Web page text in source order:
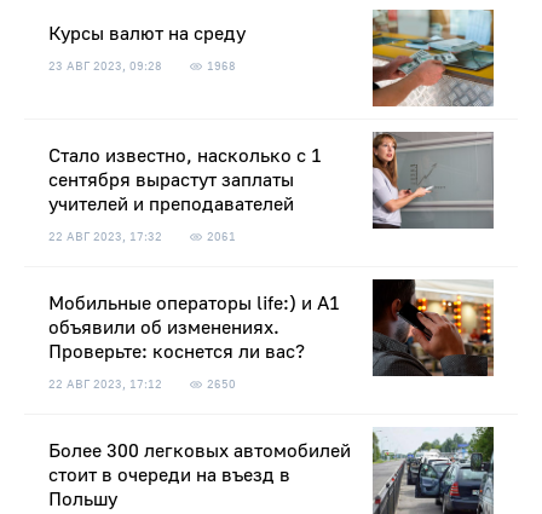
Курсы валют на среду
23 АВГ 2023, 09:28 1968
Стало известно, насколько с 1
сентября вырастут заплаты
учителей и преподавателей
22 АВГ 2023, 17:32 2061
Мобильные операторы life:) и А1
объявили об изменениях.
Проверьте: коснется ли вас?
22 АВГ 2023, 17:12 2650
Более 300 легковых автомобилей
стоит в очереди на въезд в
Польшу